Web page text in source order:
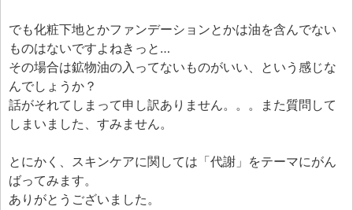
でも化粧下地とかファンデーションとかは油を含んでない
ものはないですよねきっと…
その場合は鉱物油の入ってないものがいい、という感じな
んでしょうか？
話がそれてしまって申し訳ありません。。。また質問して
しまいました、すみません。
とにかく、スキンケアに関しては「代謝」をテーマにがん
ばってみます。
ありがとうございました。